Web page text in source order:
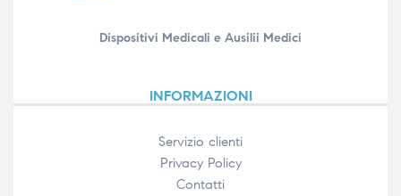
Dispositivi Medicali e Ausilii Medici
INFORMAZIONI
Servizio clienti
Privacy Policy
Contatti